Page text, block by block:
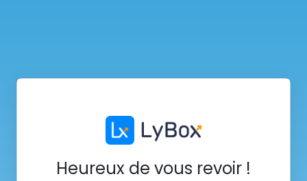
Heureux de vous revoir !